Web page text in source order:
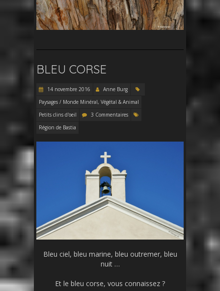
BLEU CORSE
14 novembre 2016
Anne Burg
Paysages / Monde Minéral, Végétal & Animal
Petits clins d'oeil
3 Commentaires
Région de Bastia
Bleu ciel, bleu marine, bleu outremer, bleu
nuit …
Et le bleu corse, vous connaissez ?